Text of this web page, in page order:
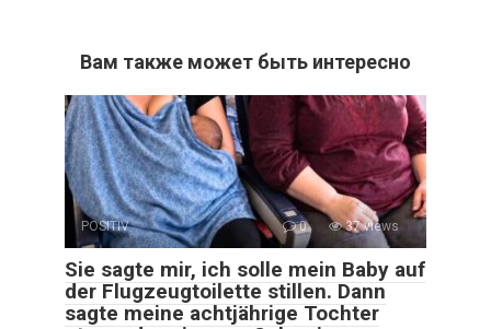
Вам также может быть интересно
POSITIV 0 37 views
Sie sagte mir, ich solle mein Baby auf
der Flugzeugtoilette stillen. Dann
sagte meine achtjährige Tochter